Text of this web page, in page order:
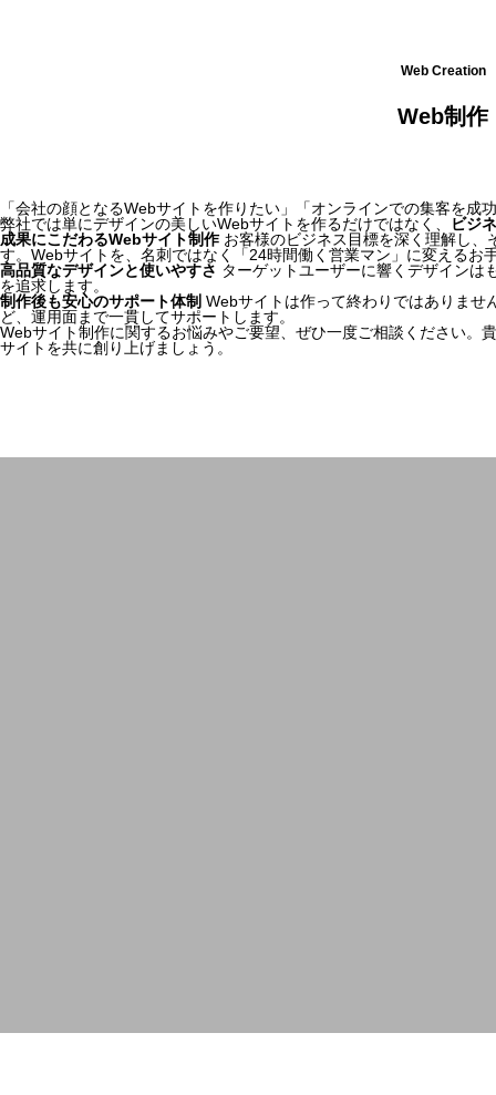
Web Creation
Web制作
「会社の顔となるWebサイトを作りたい」「オンラインでの集客を成
弊社では単にデザインの美しいWebサイトを作るだけではなく、
ビジ
成果にこだわるWebサイト制作お客様のビジネス目標を深く理解し、
す。Webサイトを、名刺ではなく「24時間働く営業マン」に変えるお
高品質なデザインと使いやすさ ターゲットユーザーに響くデザインは
を追求します。
制作後も安心のサポート体制 Webサイトは作って終わりではありませ
ど、運用面まで一貫してサポートします。
Webサイト制作に関するお悩みやご要望、ぜひ一度ご相談ください。
サイトを共に創り上げましょう。